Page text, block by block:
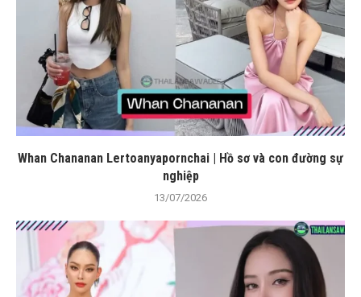
Whan Chananan Lertoanyapornchai | Hồ sơ và con đường sự
nghiệp
13/07/2026